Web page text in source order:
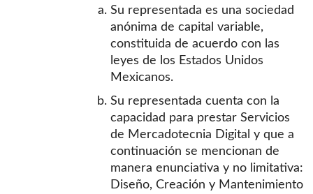
Su representada es una sociedad
anónima de capital variable,
constituida de acuerdo con las
leyes de los Estados Unidos
Mexicanos.
Su representada cuenta con la
capacidad para prestar Servicios
de Mercadotecnia Digital y que a
continuación se mencionan de
manera enunciativa y no limitativa:
Diseño, Creación y Mantenimiento